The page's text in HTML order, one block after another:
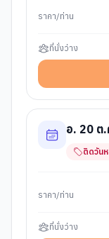
ราคา/ท่าน
ที่นั่งว่าง
อ. 20 ต
ติดวัน
ราคา/ท่าน
ที่นั่งว่าง